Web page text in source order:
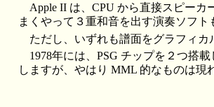
Apple II は、CPU から直接スピー
まくやって３重和音を出す演奏ソフト
ただし、いずれも譜面をグラフィ
1978年には、PSG チップを２つ搭
しますが、やはり MML 的なものは現